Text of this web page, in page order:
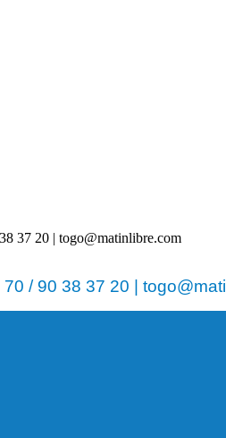
37 20 | togo@matinlibre.com
/ 90 38 37 20 |